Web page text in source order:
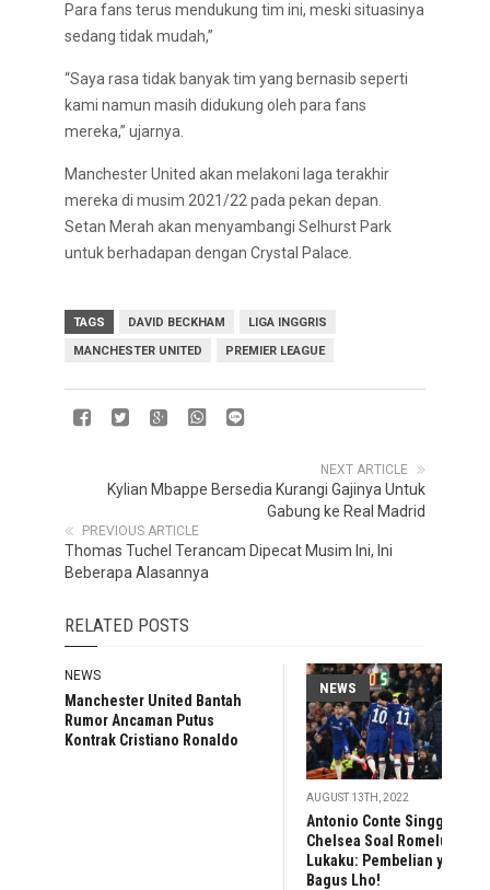
Para fans terus mendukung tim ini, meski situasinya
sedang tidak mudah,”
“Saya rasa tidak banyak tim yang bernasib seperti
kami namun masih didukung oleh para fans
mereka,” ujarnya.
Manchester United akan melakoni laga terakhir
mereka di musim 2021/22 pada pekan depan.
Setan Merah akan menyambangi Selhurst Park
untuk berhadapan dengan Crystal Palace.
TAGS DAVID BECKHAM
LIGA INGGRIS
MANCHESTER UNITED
PREMIER LEAGUE
NEXT ARTICLE
Kylian Mbappe Bersedia Kurangi Gajinya Untuk
Gabung ke Real Madrid
PREVIOUS ARTICLE
Thomas Tuchel Terancam Dipecat Musim Ini, Ini
Beberapa Alasannya
RELATED POSTS
NEWS
Manchester United Bantah
Rumor Ancaman Putus
Kontrak Cristiano Ronaldo
NEWS
AUGUST 13TH, 2022
Antonio Conte Singgung
Chelsea Soal Romelu
Lukaku: Pembelian yang
Bagus Lho!